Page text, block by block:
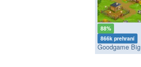
88%
866k prehraní